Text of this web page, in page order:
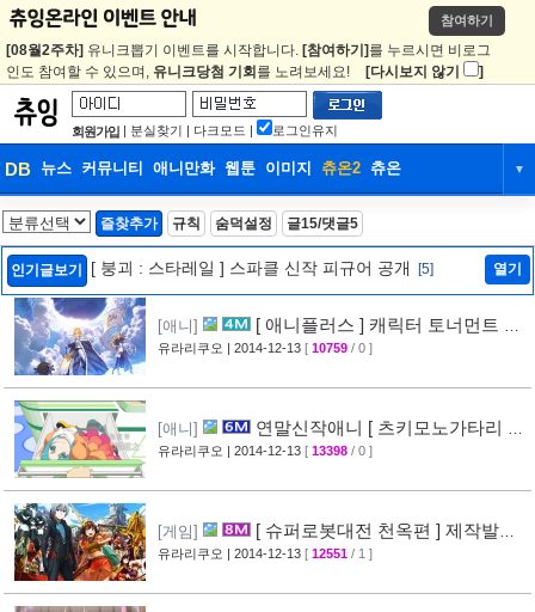
참여하기
[08월2주차] 유니크뽑기 이벤트를 시작합니다. [참여하기] 를 누르시면 비로그
인도 참여할 수 있으며, 유니크당첨 기회 를 노려보세요! [다시보지 않기 ]
회원가입 | 분실찾기 | 다크모드 | 로그인유지
DB 뉴스 커뮤니티 애니만화 웹툰 이미지 츄온2 츄온 ▼
DB 뉴스 커뮤니티
웹툰 이미지 츄온2
즐찾추가 규칙 숨덕설정 글15/댓글5
인기글보기 [ 붕괴 : 스타레일 ] 스파클 신작 피규어 공개 [5] 열기
[애니]
[ 애니플러스 ] 캐릭터 토너먼트 8
강 명단 발표 + 티저 영상 공개
유라리쿠오 | 2014-12-13 [ 10759 / 0 ]
[애니]
연말신작애니 [ 츠키모노가타리 ] 2
차 PV 영상 공개 [69]
유라리쿠오 | 2014-12-13 [ 13398 / 0 ]
[게임]
[ 슈퍼로봇대전 천옥편 ] 제작발표
+ PV 영상공개 [52]
유라리쿠오 | 2014-12-13 [ 12551 / 1 ]